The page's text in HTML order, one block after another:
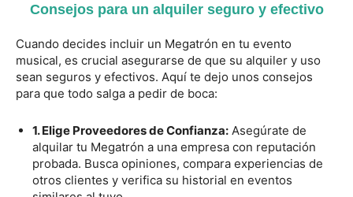
Consejos para un alquiler seguro y efectivo
Cuando decides incluir un Megatrón en tu evento
musical, es crucial asegurarse de que su alquiler y uso
sean seguros y efectivos. Aquí te dejo unos consejos
para que todo salga a pedir de boca:
1. Elige Proveedores de Confianza: Asegúrate de
alquilar tu Megatrón a una empresa con reputación
probada. Busca opiniones, compara experiencias de
otros clientes y verifica su historial en eventos